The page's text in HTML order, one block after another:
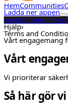
HemCommunities
Ladda ner appen
HemCommunities
Hjälp›
Terms and
Vårt engagemang
Vårt
Vi prioriterar
Så här gör vi